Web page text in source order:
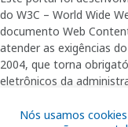
Nós usamos
do W3C – World Wide
documento Web
atender as exigências
2004, que torna
eletrônicos da
garantindo-lhes o